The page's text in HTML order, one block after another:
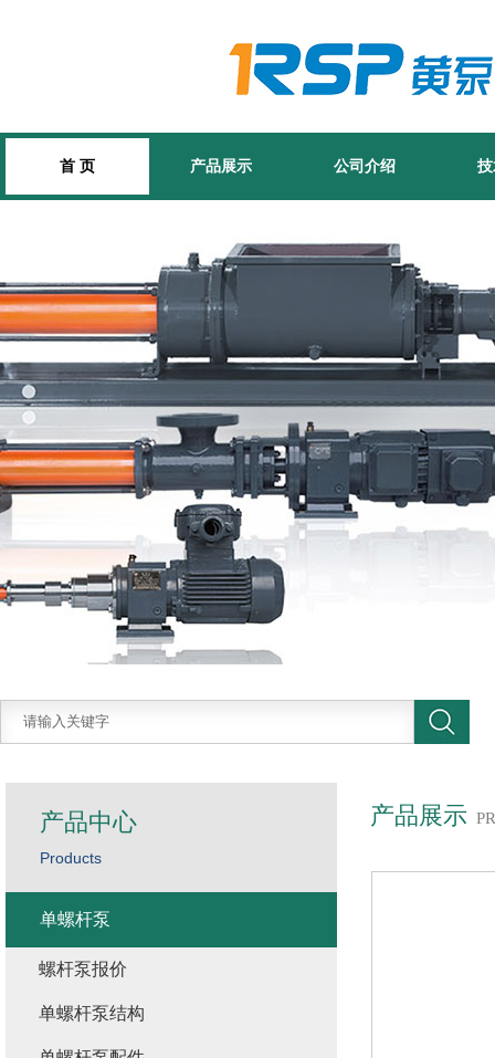
首 页 产品展示 公司介绍
产品展示
产品中心
Products
单螺杆泵
螺杆泵报价
单螺杆泵结构